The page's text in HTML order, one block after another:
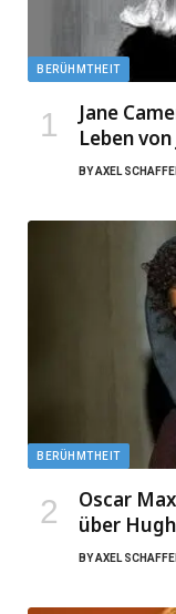
BERÜHMTHEIT
Jane
Leben
BYAXEL
BERÜHMTHEIT
Oscar
über
BYAXEL